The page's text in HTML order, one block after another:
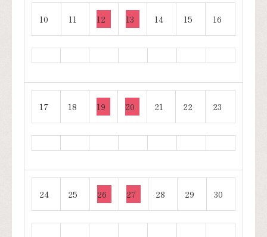
10 11 12 13 14 15 16
17 18 19 20 21 22 23
24 25 26 27 28 29 30